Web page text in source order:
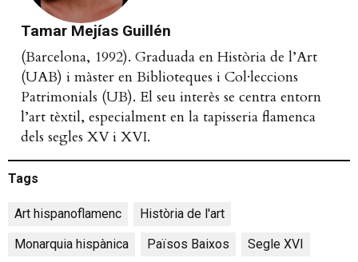
Tamar Mejías Guillén
(Barcelona, 1992). Graduada en Història de l’Art
(UAB) i màster en Biblioteques i Col·leccions
Patrimonials (UB). El seu interès se centra entorn
l’art tèxtil, especialment en la tapisseria flamenca
dels segles XV i XVI.
Tags
Art hispanoflamenc Història de l'art
Monarquia hispànica
Països Baixos Segle XVI